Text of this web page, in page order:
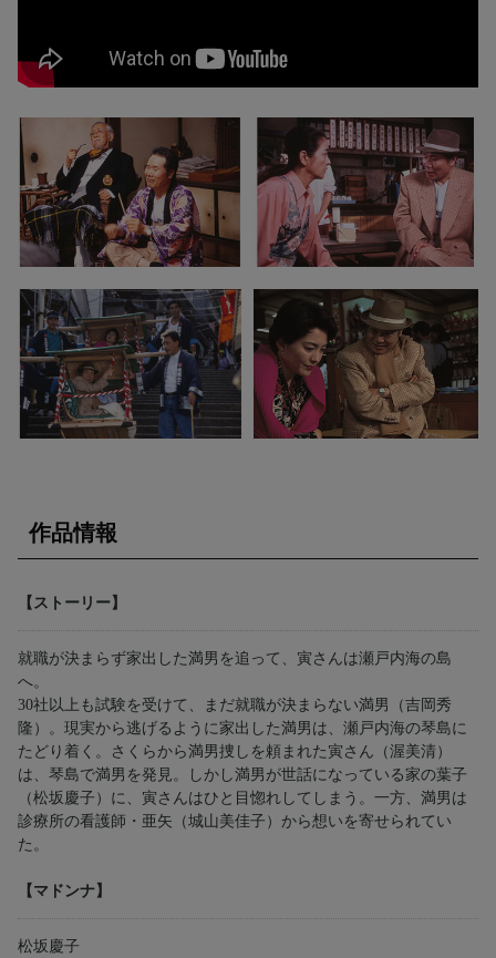
作品情報
【ストーリー】
就職が決まらず家出した満男を追って、寅さんは瀬戸内海の島
へ。
30社以上も試験を受けて、まだ就職が決まらない満男（吉岡秀
隆）。現実から逃げるように家出した満男は、瀬戸内海の琴島に
たどり着く。さくらから満男捜しを頼まれた寅さん（渥美清）
は、琴島で満男を発見。しかし満男が世話になっている家の葉子
（松坂慶子）に、寅さんはひと目惚れしてしまう。一方、満男は
診療所の看護師・亜矢（城山美佳子）から想いを寄せられてい
た。
【マドンナ】
松坂慶子